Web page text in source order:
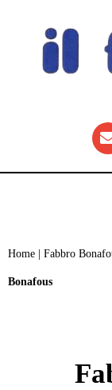
Home | Fabbro
Bonafous